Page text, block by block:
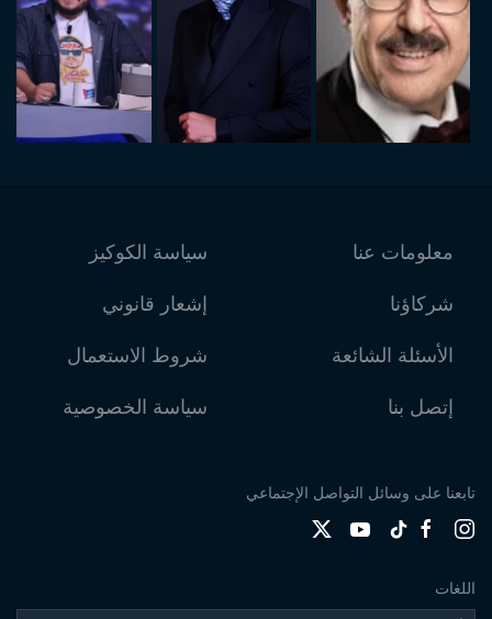
معلومات عنا
شركاؤنا
الأسئلة الشائعة
إتصل بنا
سياسة الكوكيز
إشعار قانوني
شروط الاستعمال
سياسة الخصوصية
تابعنا على وسائل التواصل الإجتماعي
اللغات